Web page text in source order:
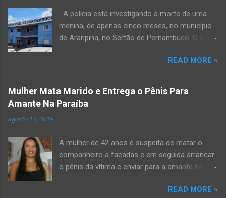
A polícia está investigando a morte de uma
menina, de apenas cinco meses, no município
de Araripina, no Sertão de Pernambuco. O caso
morte a esclarecer”. A PM diz que, na segunda-
feira (8), foi acionada para verificar uma
possível ocorrência de estupro de vulnerável,
na UPA da cidade, mas ao chegar ao local a
vítima estava com um quadro de desidratação
e desnutrição, além de apresentar ruptura anal
e vaginal. Os pais informaram que a criança
sinais de mal-estar. Segundo a PM, os pais só
READ MORE »
Mulher Mata Marido e Entrega o Pênis Para
Amante Na Paraíba
agosto 17, 2019
A mulher de 42 anos é suspeita de matar o
companheiro a facadas e em seguida arrancar
o pênis da vítima e enviar para a amante na
da Paraíba. De acordo com o G1, o delegado
READ MORE »